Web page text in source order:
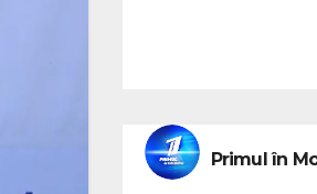
Primul în